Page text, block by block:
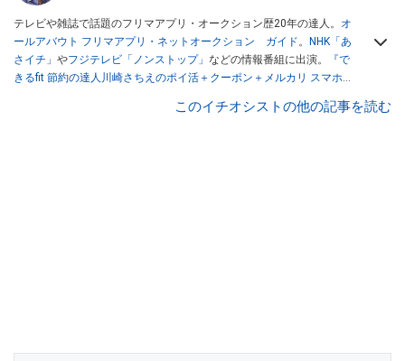
テレビや雑誌で話題のフリマアプリ・オークション歴20年の達人。 オ
ールアバウト フリマアプリ・ネットオークション ガイド。
NHK「あ
さイチ」 やフジテレビ「ノンストップ」 などの情報番組に出演。
『で
きるfit 節約の達人川崎さちえのポイ活＋クーポン＋メルカリ スマホで
スマホ1つでスキマ時間に効率的に稼ぐ！』（翔泳社刊） ほか著書多
このイチオシストの他の記事を読む